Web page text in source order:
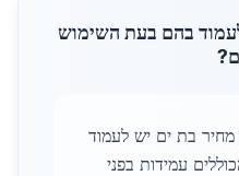
בהם בעת השימוש
מחיר בת ים יש לעמוד
עמידות בפני